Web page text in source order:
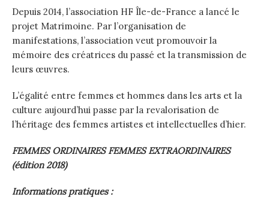
Depuis 2014, l’association HF Île-de-France a lancé le
projet Matrimoine. Par l’organisation de
manifestations, l’association veut promouvoir la
mémoire des créatrices du passé et la transmission de
leurs œuvres.
L’égalité entre femmes et hommes dans les arts et la
culture aujourd’hui passe par la revalorisation de
l’héritage des femmes artistes et intellectuelles d’hier.
FEMMES ORDINAIRES FEMMES EXTRAORDINAIRES
(édition 2018)
Informations pratiques :